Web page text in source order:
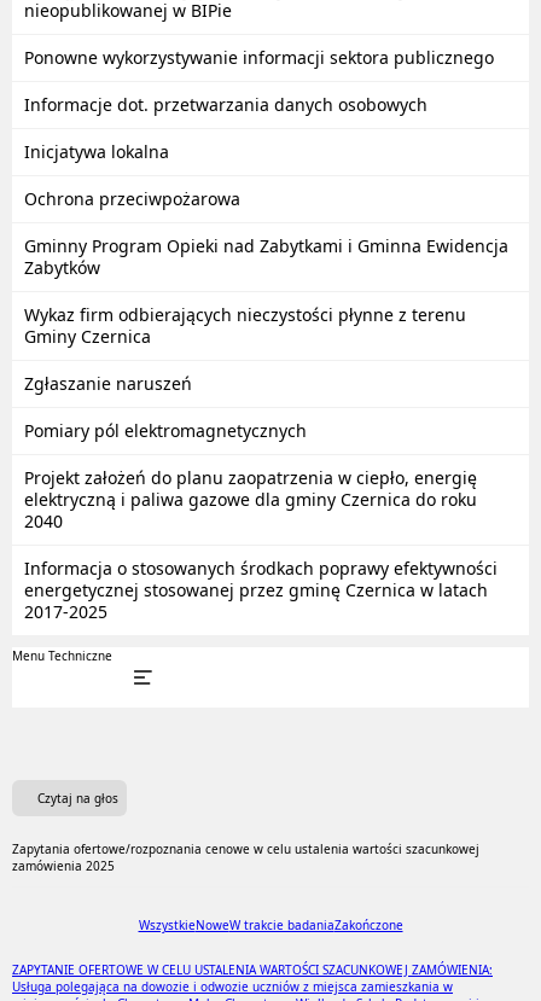
nieopublikowanej w BIPie
Ponowne wykorzystywanie informacji sektora publicznego
Informacje dot. przetwarzania danych osobowych
Inicjatywa lokalna
Ochrona przeciwpożarowa
Gminny Program Opieki nad Zabytkami i Gminna Ewidencja
Zabytków
Wykaz firm odbierających nieczystości płynne z terenu
Gminy Czernica
Zgłaszanie naruszeń
Pomiary pól elektromagnetycznych
Projekt założeń do planu zaopatrzenia w ciepło, energię
elektryczną i paliwa gazowe dla gminy Czernica do roku
2040
Informacja o stosowanych środkach poprawy efektywności
energetycznej stosowanej przez gminę Czernica w latach
2017-2025
Menu Techniczne
Czytaj na głos
Zapytania ofertowe/rozpoznania cenowe w celu ustalenia wartości szacunkowej
zamówienia 2025
WszystkieNoweW trakcie badaniaZakończone
ZAPYTANIE OFERTOWE W CELU USTALENIA WARTOŚCI SZACUNKOWEJ ZAMÓWIENIA:
Usługa polegająca na dowozie i odwozie uczniów z miejsca zamieszkania w